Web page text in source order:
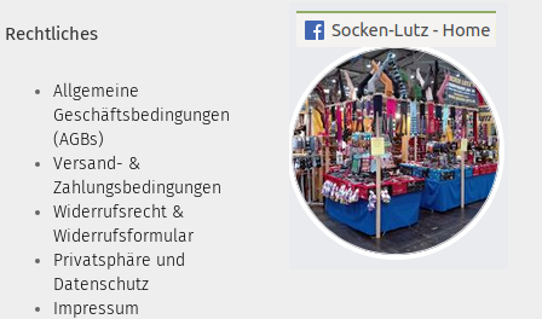
Rechtliches
Allgemeine
Geschäftsbedingungen
(AGBs)
Versand- &
Zahlungsbedingungen
Widerrufsrecht &
Widerrufsformular
Privatsphäre und
Datenschutz
Impressum